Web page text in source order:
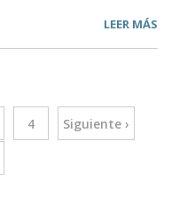
LEER MÁS
4 Siguiente ›